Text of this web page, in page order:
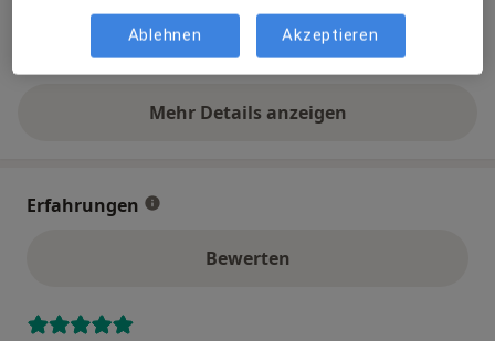
Telefonnummer
0611 5...Telefonnummer anzeigen
Mehr Details anzeigen
über die Adresse
Erfahrungen
Bewerten
Ablehnen Akzeptieren